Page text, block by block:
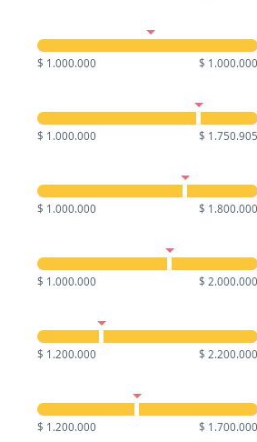
$ 1.000.000 $ 1.000.000
$ 1.000.000 $ 1.750.905
$ 1.000.000 $ 1.800.000
$ 1.000.000 $ 2.000.000
$ 1.200.000 $ 2.200.000
$ 1.200.000 $ 1.700.000